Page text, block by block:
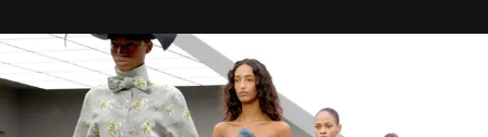
團市值一日蒸發 30 億美元，大眾擔心走得太前的 Demna
會忽略品牌的美學基礎，最後變成三不像。而從剛剛推出
的首作所造成的話題及關注度，我們便知道 Demna 沒這麼
簡單，一個嶄新的 Gucci 時代已經展開！